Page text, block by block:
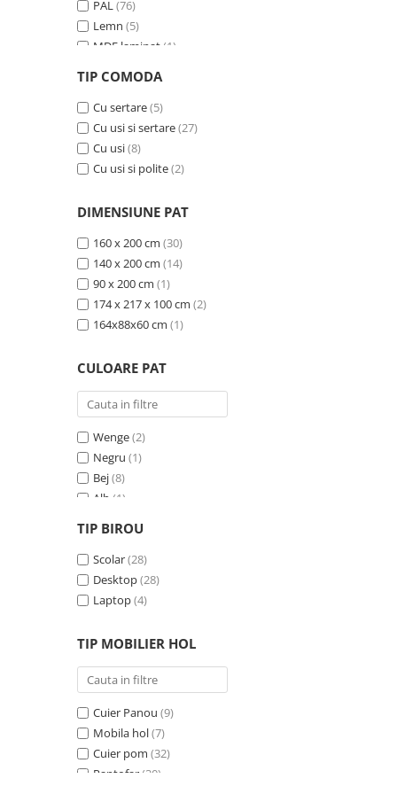
PAL(76)
Lemn (5)
MDF laminat (1)
MDF furniruit
Ceramica(15)
TIP COMODA
Cu sertare(5)
Cu usi si sertare(27)
Cu usi(8)
Cu usi si polite(2)
DIMENSIUNE PAT
160 x 200 cm (30)
140 x 200 cm (14)
90 x 200 cm (1)
174 x 217 x 100 cm (2)
164x88x60 cm (1)
CULOARE PAT
Wenge(2)
Negru (1)
Bej(8)
Alb (1)
Negru - Cires
Crem (7)
Albastru(1)
Pin(1)
TIP BIROU
Scolar(28)
Desktop(28)
Laptop(4)
TIP MOBILIER HOL
Cuier Panou (9)
Mobila hol(7)
Cuier pom (32)
Pantofar (30)